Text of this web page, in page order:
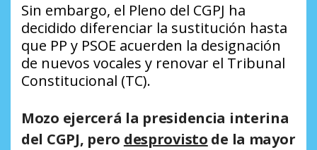
Sin embargo, el Pleno del CGPJ ha
decidido diferenciar la sustitución hasta
que PP y PSOE acuerden la designación
de nuevos vocales y renovar el Tribunal
Constitucional (TC).
Mozo ejercerá la presidencia interina
del CGPJ, pero desprovisto de la mayor